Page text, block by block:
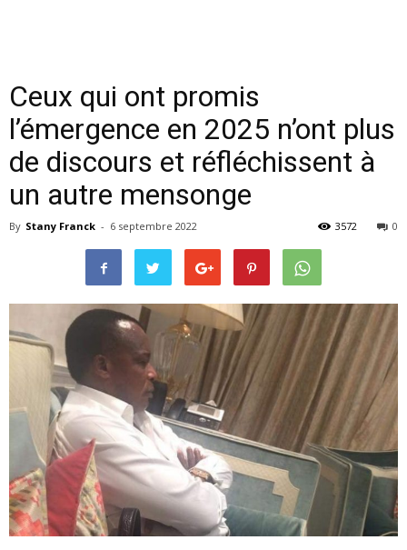
Ceux qui ont promis
l’émergence en 2025 n’ont plus
de discours et réfléchissent à
un autre mensonge
By Stany Franck - 6 septembre 2022 0
3572